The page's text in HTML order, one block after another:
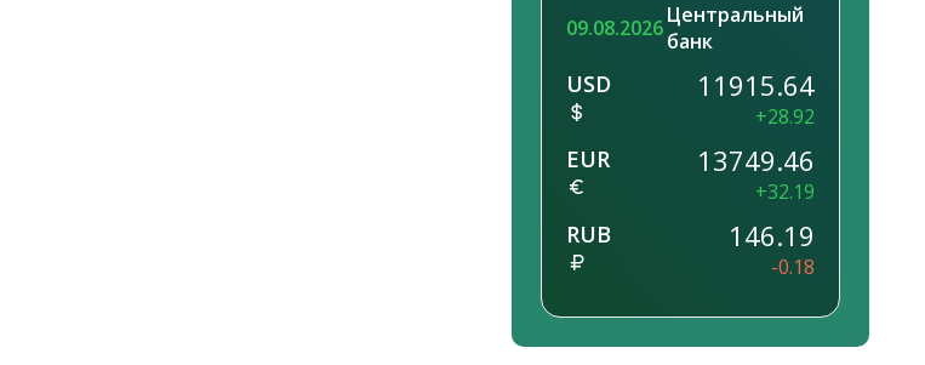
09.08.2026Центральный
банк
USD 11915.64
+28.92
EUR 13749.46
+32.19
RUB 146.19
-0.18